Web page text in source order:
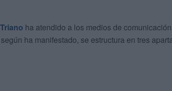
ha atendido a los medios de
ha manifestado, se estructura en tres